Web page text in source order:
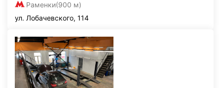
Раменки(900 м)
ул. Лобачевского, 114